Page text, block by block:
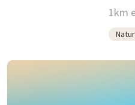
1km